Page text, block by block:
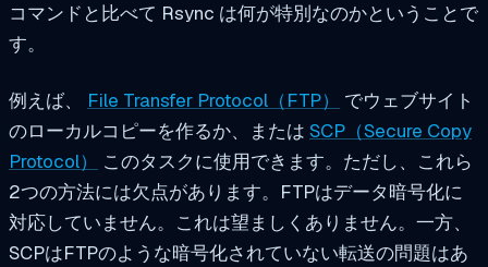
コマンドと比べて Rsync は何が特別なのかということで
す。
例えば、 File Transfer Protocol（FTP）
でウェブサイト
のローカルコピーを作るか、または SCP（Secure Copy
Protocol）
このタスクに使用できます。ただし、これら
2つの方法には欠点があります。FTPはデータ暗号化に
対応していません。これは望ましくありません。一方、
SCPはFTPのような暗号化されていない転送の問題はあ